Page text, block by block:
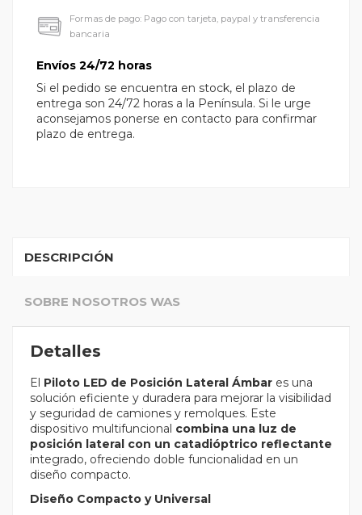
Formas de pago: Pago con tarjeta, paypal y transferencia
bancaria
Envíos 24/72 horas
Si el pedido se encuentra en stock, el plazo de
entrega son 24/72 horas a la Península. Si le urge
aconsejamos ponerse en contacto para confirmar
plazo de entrega.
DESCRIPCIÓN
SOBRE NOSOTROS WAS
Detalles
El Piloto LED de Posición Lateral Ámbar es una
solución eficiente y duradera para mejorar la visibilidad
y seguridad de camiones y remolques. Este
dispositivo multifuncional combina una luz de
posición lateral con un catadióptrico reflectante
integrado, ofreciendo doble funcionalidad en un
diseño compacto.
Diseño Compacto y Universal